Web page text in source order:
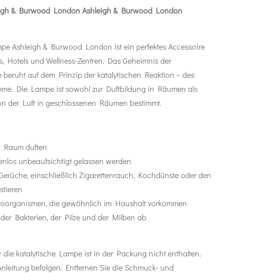
& Burwood London Ashleigh & Burwood London
Ashleigh & Burwood London ist ein perfektes Accessoire
Hotels und Wellness-Zentren. Das Geheimnis der
beruht auf dem Prinzip der katalytischen Reaktion – des
Die Lampe ist sowohl zur Duftbildung in Räumen als
der Luft in geschlossenen Räumen bestimmt.
Raum duften
unbeaufsichtigt gelassen werden
einschließlich Zigarettenrauch, Kochdünste oder den
die gewöhnlich im Haushalt vorkommen
Bakterien, der Pilze und der Milben ab
katalytische Lampe ist in der Packung nicht enthalten.
befolgen. Entfernen Sie die Schmuck- und